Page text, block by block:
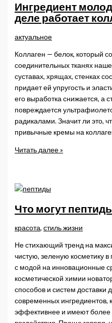
Ингредиент
деле работает
актуальное
Коллаген — белок, который
соединительных тканях
суставах, хрящах, стенках
придает ей упругость и
его выработка снижается, а
повреждается
радикалами. Значит ли это,
привычные кремы на
Ингредиент
на
самом
деле
работает
коллаген
косметике
Читать далее »
Что могут
красота,стиль жизни
Не стихающий тренд на
чистую, зеленую косметику
с модой на инновационные
косметической химии
способов и систем доставки
современных ингредиентов,
эффективнее и имеют